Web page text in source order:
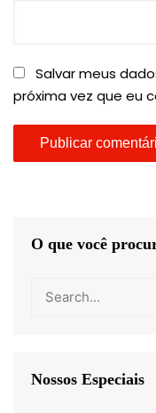
Salvar meus
próxima vez que eu
O que você
Nossos Especiais